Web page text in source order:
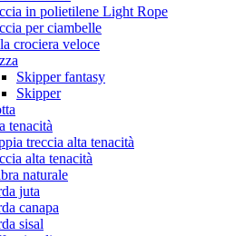
in polietilene Light Rope
per ciambelle
crociera veloce
Skipper fantasy
Skipper
tenacità
treccia alta tenacità
alta tenacità
naturale
juta
canapa
sisal